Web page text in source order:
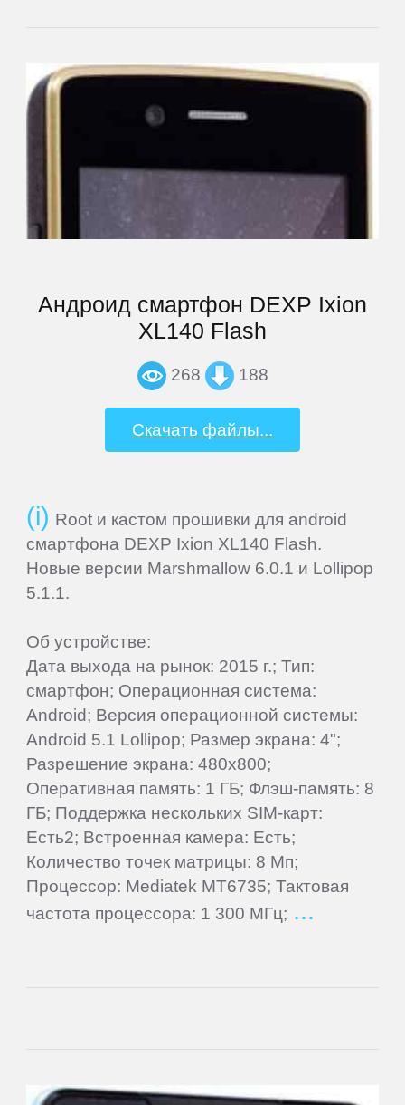
Андроид смартфон DEXP Ixion
XL140 Flash
268 188
Скачать файлы...
Root и кастом прошивки для android
смартфона DEXP Ixion XL140 Flash.
Новые версии Marshmallow 6.0.1 и Lollipop
5.1.1.
Об устройстве:
Дата выхода на рынок: 2015 г.; Тип:
смартфон; Операционная система:
Android; Версия операционной системы:
Android 5.1 Lollipop; Размер экрана: 4";
Разрешение экрана: 480x800;
Оперативная память: 1 ГБ; Флэш-память: 8
ГБ; Поддержка нескольких SIM-карт:
Есть2; Встроенная камера: Есть;
Количество точек матрицы: 8 Мп;
Процессор: Mediatek MT6735; Тактовая
частота процессора: 1 300 МГц;
Caterpillar
Gigabyte
Ginzzu
Gionee
Goclever
Google
Highscreen
HTC